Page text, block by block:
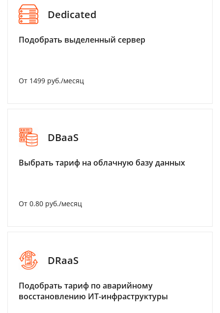
Dedicated
Подобрать выделенный сервер
От 1499 руб./месяц
DBaaS
Выбрать тариф на облачную базу данных
От 0.80 руб./месяц
DRaaS
Подобрать тариф по аварийному
восстановлению ИТ-инфраструктуры